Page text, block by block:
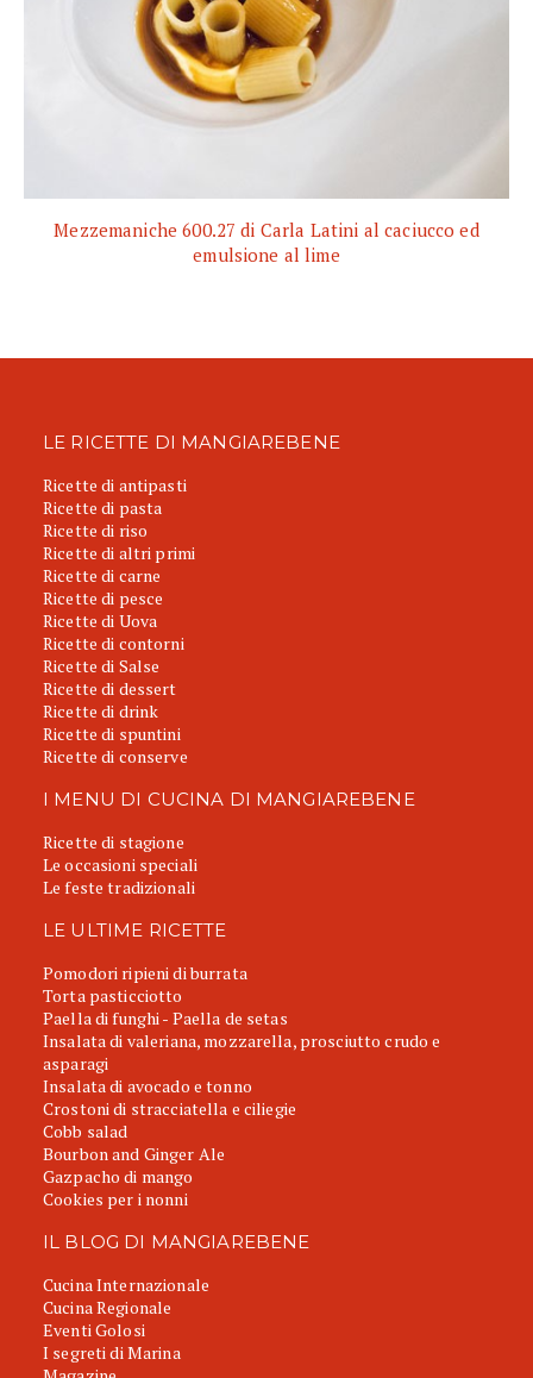
Mezzemaniche 600.27 di Carla Latini al caciucco ed
emulsione al lime
LE RICETTE DI MANGIAREBENE
Ricette di antipasti
Ricette di pasta
Ricette di riso
Ricette di altri primi
Ricette di carne
Ricette di pesce
Ricette di Uova
Ricette di contorni
Ricette di Salse
Ricette di dessert
Ricette di drink
Ricette di spuntini
Ricette di conserve
I MENU DI CUCINA DI MANGIAREBENE
Ricette di stagione
Le occasioni speciali
Le feste tradizionali
LE ULTIME RICETTE
Pomodori ripieni di burrata
Torta pasticciotto
Paella di funghi - Paella de setas
Insalata di valeriana, mozzarella, prosciutto crudo e
asparagi
Insalata di avocado e tonno
Crostoni di stracciatella e ciliegie
Cobb salad
Bourbon and Ginger Ale
Gazpacho di mango
Cookies per i nonni
IL BLOG DI MANGIAREBENE
Cucina Internazionale
Cucina Regionale
Eventi Golosi
I segreti di Marina